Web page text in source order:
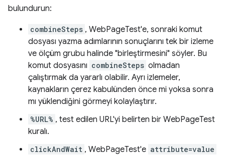
bulundurun:
combineSteps , WebPageTest'e, sonraki komut
dosyası yazma adımlarının sonuçlarını tek bir izleme
ve ölçüm grubu halinde "birleştirmesini" söyler. Bu
komut dosyasını combineSteps olmadan
çalıştırmak da yararlı olabilir. Ayrı izlemeler,
kaynakların çerez kabulünden önce mi yoksa sonra
mı yüklendiğini görmeyi kolaylaştırır.
%URL% , test edilen URL'yi belirten bir WebPageTest
kuralı.
clickAndWait , WebPageTest'e attribute=value